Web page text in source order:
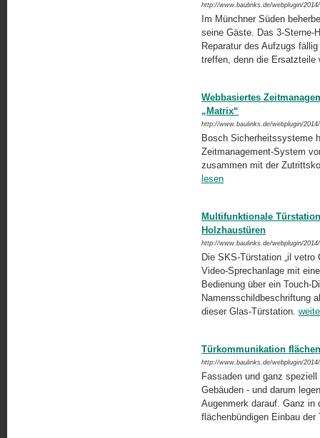
http://www.baulinks.de/webplugin/
Im Münchner Süden
seine Gäste. Das 3-Sterne-
Reparatur des Aufzugs
treffen, denn die
Webbasiertes
„Matrix“
http://www.baulinks.de/webplugin/
Bosch Sicherheitssysteme
Zeitmanagement-System
zusammen mit der
lesen
Multifunktionale
Holzhaustüren
http://www.baulinks.de/webplugin/
Die SKS-Türstation „il vetro
Video-Sprechanlage mit
Bedienung über ein Touch-
Namensschildbeschriftung
dieser Glas-Türstation.
Türkommunikation
http://www.baulinks.de/webplugin/
Fassaden und ganz
Gebäuden - und darum
Augenmerk darauf. Ganz in
flächenbündigen Einbau